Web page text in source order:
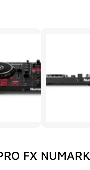
FX NUMARK